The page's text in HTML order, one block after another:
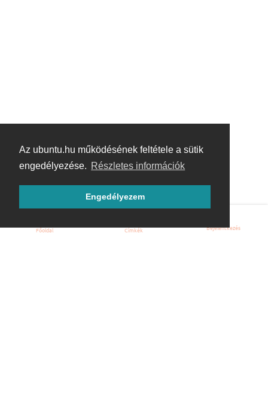
Az ubuntu.hu működésének feltétele a sütik
engedélyezése. Részletes információk
Engedélyezem
Főoldal Címkék Bejelentkezés